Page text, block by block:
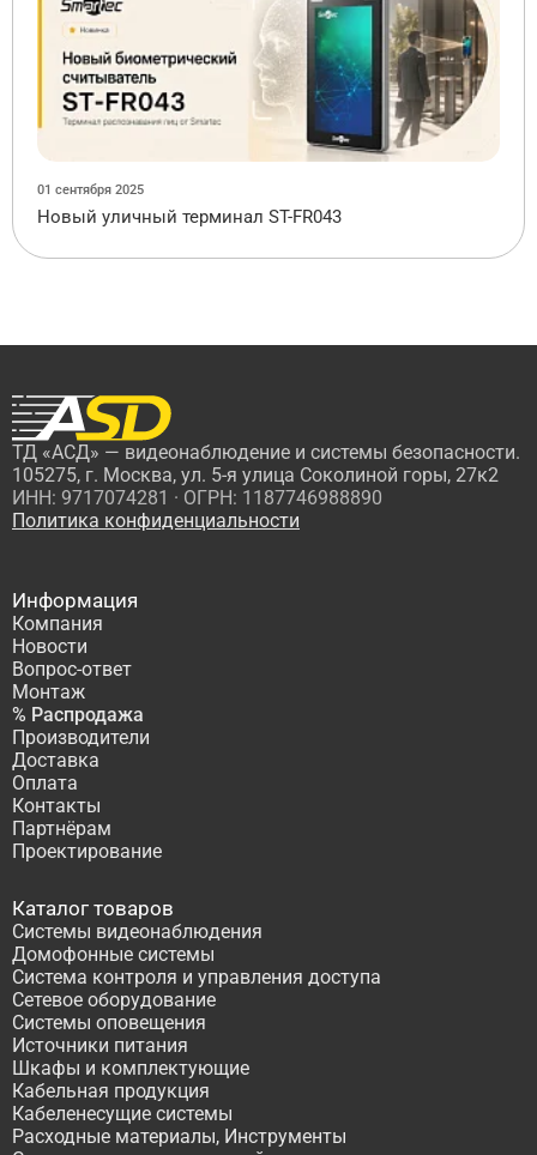
01 сентября 2025
Новый уличный терминал ST-FR043
ТД «АСД» — видеонаблюдение и системы безопасности.
105275, г. Москва, ул. 5-я улица Соколиной горы, 27к2
ИНН: 9717074281 · ОГРН: 1187746988890
Политика конфиденциальности
Информация
Компания
Новости
Вопрос-ответ
Монтаж
% Распродажа
Производители
Доставка
Оплата
Контакты
Партнёрам
Проектирование
Каталог товаров
Системы видеонаблюдения
Домофонные системы
Система контроля и управления доступа
Сетевое оборудование
Системы оповещения
Источники питания
Шкафы и комплектующие
Кабельная продукция
Кабеленесущие системы
Расходные материалы, Инструменты